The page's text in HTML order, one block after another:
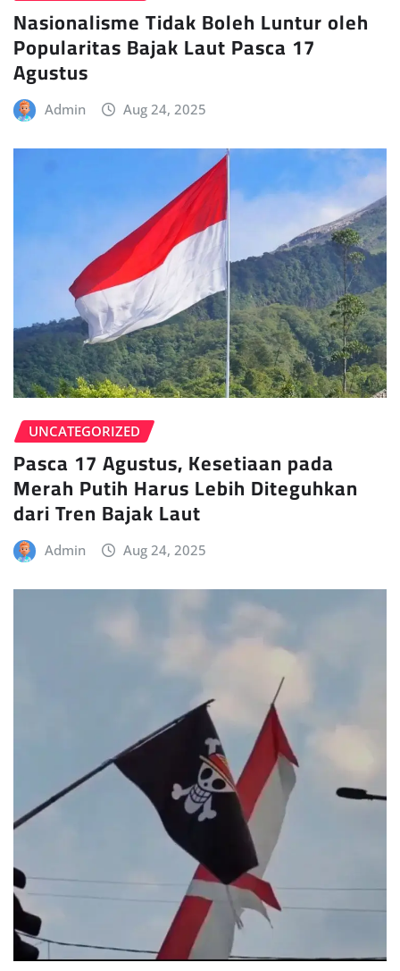
Nasionalisme Tidak Boleh Luntur oleh
Popularitas Bajak Laut Pasca 17
Agustus
Admin Aug 24, 2025
UNCATEGORIZED
Pasca 17 Agustus, Kesetiaan pada
Merah Putih Harus Lebih Diteguhkan
dari Tren Bajak Laut
Admin Aug 24, 2025